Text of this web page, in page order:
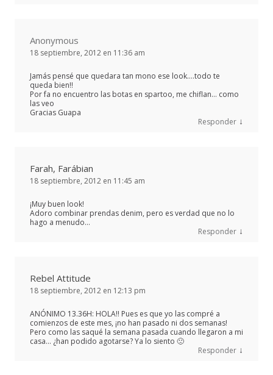
Anonymous
18 septiembre, 2012 en 11:36 am
Jamás pensé que quedara tan mono ese look….todo te
queda bien!!
Por fa no encuentro las botas en spartoo, me chiflan… como
las veo
Gracias Guapa
Responder ↓
Farah, Farábian
18 septiembre, 2012 en 11:45 am
¡Muy buen look!
Adoro combinar prendas denim, pero es verdad que no lo
hago a menudo…
Responder ↓
Rebel Attitude
18 septiembre, 2012 en 12:13 pm
ANÓNIMO 13.36H: HOLA!! Pues es que yo las compré a
comienzos de este mes, ¡no han pasado ni dos semanas!
Pero como las saqué la semana pasada cuando llegaron a mi
casa… ¿han podido agotarse? Ya lo siento 🙁
Responder ↓